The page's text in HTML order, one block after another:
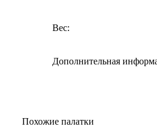
Вес:
Дополнительная
Похожие палатки